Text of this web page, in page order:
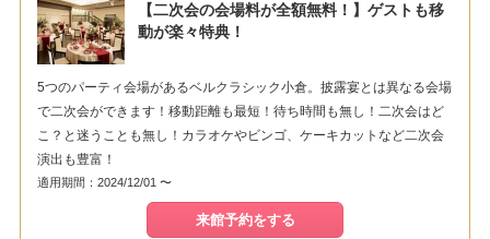
【二次会の会場料が全額無料！】ゲストも移
動が楽々特典！
5つのパーティ会場があるベルクラシック小倉。披露宴とは異なる会場
で二次会ができます！移動距離も最短！待ち時間も無し！二次会はど
こ？と迷うことも無し！カラオケやビンゴ、ケーキカットなど二次会
演出も豊富！
適用期間：2024/12/01 〜
来館予約をする